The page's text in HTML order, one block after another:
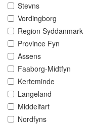
Stevns
Vordingborg
Region Syddanmark
Province Fyn
Assens
Faaborg-Midtfyn
Kerteminde
Langeland
Middelfart
Nordfyns